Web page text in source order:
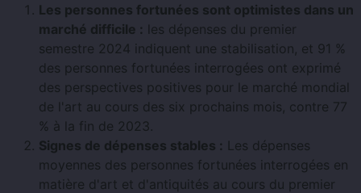
Les personnes fortunées sont optimistes dans un
marché difficile : les dépenses du premier
semestre 2024 indiquent une stabilisation, et 91 %
des personnes fortunées interrogées ont exprimé
des perspectives positives pour le marché mondial
de l'art au cours des six prochains mois, contre 77
% à la fin de 2023.
Signes de dépenses stables : Les dépenses
moyennes des personnes fortunées interrogées en
matière d'art et d'antiquités au cours du premier